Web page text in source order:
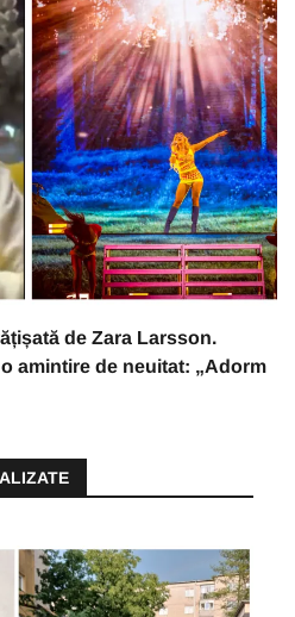
de Zara Larsson.
amintire de neuitat: „Adorm